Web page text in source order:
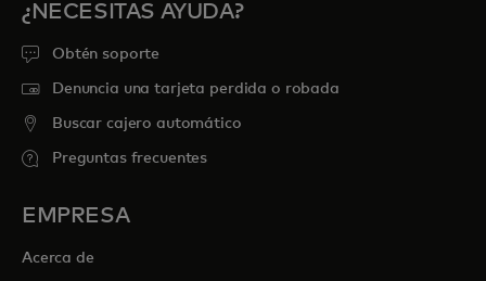
¿NECESITAS AYUDA?
Obtén soporte
Denuncia una tarjeta perdida o robada
Buscar cajero automático
Preguntas frecuentes
EMPRESA
Acerca de